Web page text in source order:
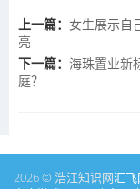
上一篇： 女生展示自
亮
下一篇： 海珠置业新
庭？
2026 © 浩江知识网汇飞